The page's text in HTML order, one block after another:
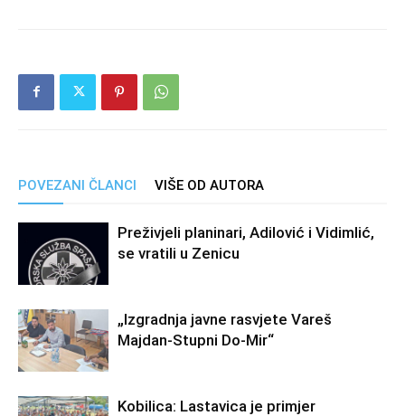
POVEZANI ČLANCI VIŠE OD AUTORA
Preživjeli planinari, Adilović i Vidimlić,
se vratili u Zenicu
„Izgradnja javne rasvjete Vareš
Majdan-Stupni Do-Mir“
Kobilica: Lastavica je primjer